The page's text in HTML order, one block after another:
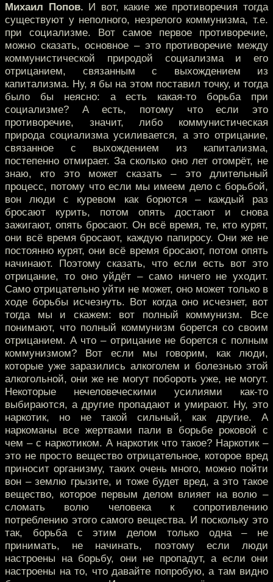
Михаил Попов. И вот, какие же противоречия тогда
существуют у неполного, незрелого коммунизма, т.е.
при социализме. Вот самое первое противоречие,
можно сказать, основное – это противоречие между
коммунистической природой социализма и его
отрицанием, связанным с выхождением из
капитализма. Ну, я бы на этом поставил точку, и тогда
было бы неясно: а есть какая-то борьба при
социализме? А есть, потому что если это
противоречие, значит, либо коммунистическая
природа социализма усиливается, а это отрицание,
связанное с выхождением из капитализма,
постепенно отмирает. За сколько оно лет отомрёт, не
знаю, кто это может сказать – это длительный
процесс, потому что если мы имеем дело с борьбой,
вон люди с куревом как борются – каждый раз
бросают курить, потом опять достают и снова
зажигают, опять бросают. Он всё время, те, кто курят,
они всё время бросают, каждую папиросу. Они же не
постоянно курят, они всё время бросают, потом опять
начинают. Поэтому сказать, что если есть вот это
отрицание, то оно уйдёт – само ничего не уходит.
Само отрицательно уйти не может, оно может только в
ходе борьбы исчезнуть. Вот когда оно исчезнет, вот
тогда мы и скажем: вот полный коммунизм. Все
понимают, что полный коммунизм борется со своим
отрицанием. А что – отрицание не борется с полным
коммунизмом? Вот если мы говорим, как люди,
которые уже заразились алкоголем и болезнью этой
алкогольной, они же не могут побороть уже, не могут.
Некоторые нечеловеческими усилиями как-то
выбираются, а другие пропадают и умирают. Ну, это
наркотик, но не такой сильный, как другие. А
наркоманы все жертвами пали в борьбе роковой с
чем – с наркотиком. А наркотик что такое? Наркотик –
это не просто вещество отрицательное, которое вред
приносит организму, таких очень много, можно пойти
вон – землю грызите, и тоже будет вред, а это такое
вещество, которое первым делом влияет на волю –
сломать волю человека к сопротивлению
потреблению этого самого вещества. И поскольку это
так, борьба с этим делом только одна – не
принимать, не начинать, поэтому если люди
настроены на борьбу, они не пропадут, а если они
настроены на то, что давайте попробую, а там видно